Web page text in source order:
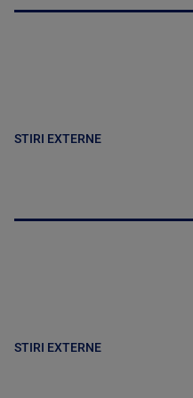
STIRI EXTERNE
STIRI EXTERNE